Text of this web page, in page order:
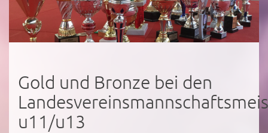
Gold und Bronze bei den
u11/u13